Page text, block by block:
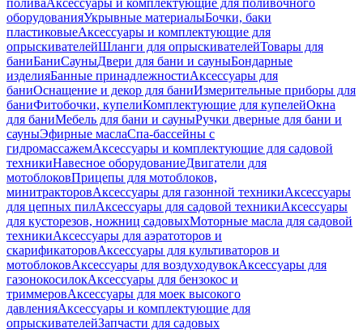
поливаАксессуары и комплектующие для поливочного
оборудованияУкрывные материалыБочки, баки
пластиковыеАксессуары и комплектующие для
опрыскивателейШланги для опрыскивателейТовары для
баниБаниСауныДвери для бани и сауныБондарные
изделияБанные принадлежностиАксессуары для
баниОснащение и декор для баниИзмерительные приборы для
баниФитобочки, купелиКомплектующие для купелейОкна
для баниМебель для бани и сауныРучки дверные для бани и
сауныЭфирные маслаСпа-бассейны с
гидромассажемАксессуары и комплектующие для садовой
техникиНавесное оборудованиеДвигатели для
мотоблоковПрицепы для мотоблоков,
минитракторовАксессуары для газонной техникиАксессуары
для цепных пилАксессуары для садовой техникиАксессуары
для кусторезов, ножниц садовыхМоторные масла для садовой
техникиАксессуары для аэратоторов и
скарификаторовАксессуары для культиваторов и
мотоблоковАксессуары для воздуходувокАксессуары для
газонокосилокАксессуары для бензокос и
триммеровАксессуары для моек высокого
давленияАксессуары и комплектующие для
опрыскивателейЗапчасти для садовых